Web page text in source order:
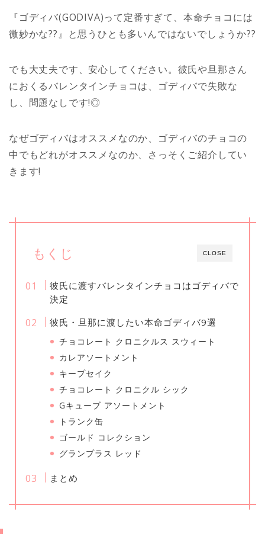
『ゴディバ(GODIVA)って定番すぎて、本命チョコには
微妙かな??』と思うひとも多いんではないでしょうか??
でも大丈夫です、安心してください。彼氏や旦那さん
におくるバレンタインチョコは、ゴディバで失敗な
し、問題なしです!◎
なぜゴディバはオススメなのか、ゴディバのチョコの
中でもどれがオススメなのか、さっそくご紹介してい
きます!
CLOSE
もくじ
彼氏に渡すバレンタインチョコはゴディバで
決定
彼氏・旦那に渡したい本命ゴディバ9選
チョコレート クロニクルス スウィート
カレアソートメント
キープセイク
チョコレート クロニクル シック
Gキューブ アソートメント
トランク缶
ゴールド コレクション
グランプラス レッド
まとめ